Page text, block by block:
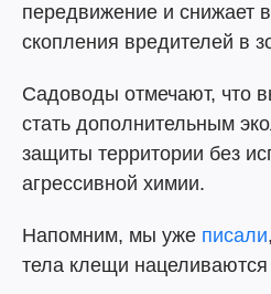
передвижение и снижает
скопления вредителей в
Садоводы отмечают, что
стать дополнительным
защиты территории без
агрессивной химии.
Напомним, мы уже писали
тела клещи